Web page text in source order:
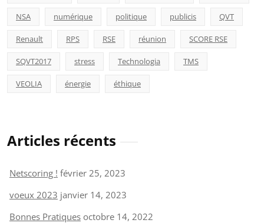
NSA numérique politique publicis QVT
Renault RPS RSE réunion SCORE RSE
SQVT2017 stress Technologia TMS
VEOLIA énergie éthique
Articles récents
Netscoring ! février 25, 2023
voeux 2023 janvier 14, 2023
Bonnes Pratiques octobre 14, 2022